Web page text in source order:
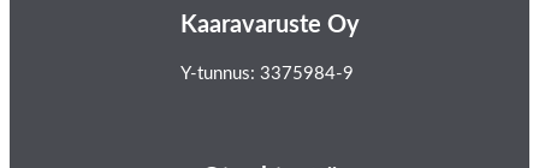
Kaaravaruste Oy
Y-tunnus: 3375984-9